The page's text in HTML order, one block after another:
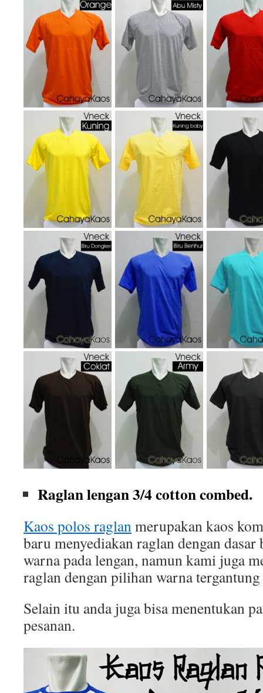
Raglan lengan 3/4 cotton combed.
Kaos polos raglan merupakan kaos
baru menyediakan raglan dengan
warna pada lengan, namun kami juga
raglan dengan pilihan warna tergantung
Selain itu anda juga bisa menentukan
pesanan.